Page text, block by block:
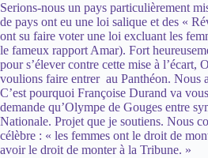
Serions-nous un pays particulièrement
de pays ont eu une loi salique et des «
ont su faire voter une loi excluant les
le fameux rapport Amar). Fort
pour s’élever contre cette mise à l’écart,
voulions faire entrer au Panthéon. Nous
C’est pourquoi Françoise Durand va
demande qu’Olympe de Gouges entre
Nationale. Projet que je soutiens. Nous
célèbre : « les femmes ont le droit de
avoir le droit de monter à la Tribune. »